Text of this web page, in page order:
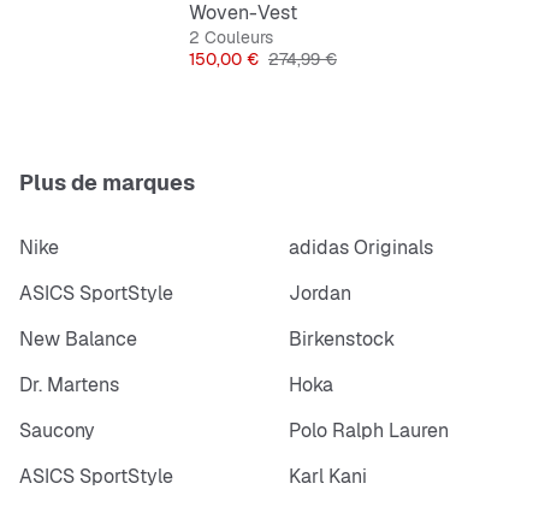
Woven-Vest
2 Couleurs
Prix
150,00 € Prix original
274,99 €
Plus de marques
Nike
adidas Originals
ASICS SportStyle
Jordan
New Balance
Birkenstock
Dr. Martens
Hoka
Saucony
Polo Ralph Lauren
ASICS SportStyle
Karl Kani